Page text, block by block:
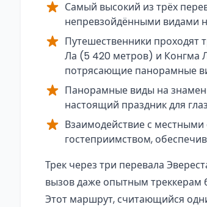
Самый высокий из трёх
непревзойдёнными видами
Путешественники проходят
Ла (5 420 метров) и Конгма
потрясающие панорамные
Панорамные виды на
настоящий праздник для
Взаимодействие с
гостеприимством,
Overview
Трек через три перевала
вызов даже опытным треккерам
Этот маршрут, считающийся